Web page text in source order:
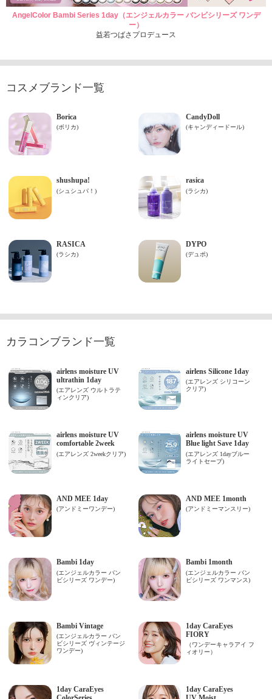
AngelColor Bambi Series 1day（エンジェルカラー バンビシリーズ ワンデ
ー）
益若つばさプロデュース
コスメブランド一覧
カラコンブランド一覧